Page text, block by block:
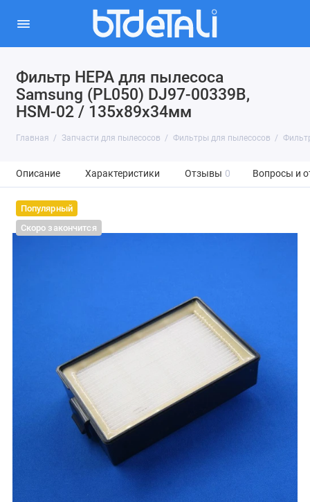
Фильтр HEPA для пылесоса
Samsung (PL050) DJ97-00339B,
HSM-02 / 135x89x34мм
Главная Запчасти для пылесосов Фильтры для пылесосов
Описание Характеристики Отзывы 0 Вопросы и
Популярный
Скоро закончится